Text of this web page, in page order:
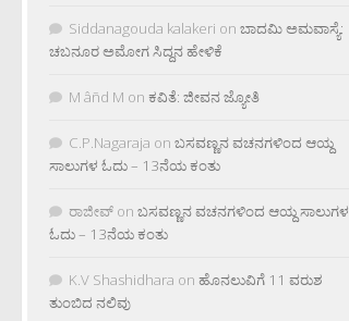
Siddanagouda kalakeri on ಬಾದಮಿ ಅಮವಾಸ್ಯೆ:
ಚಬನೂರ ಅಮೋಗ ಸಿದ್ದನ ಹೇಳಿಕೆ
M âñd M on ಕವಿತೆ: ಜೀವನ ಜ್ಯೋತಿ
C.P.Nagaraja on ಬಸವಣ್ಣನ ವಚನಗಳಿಂದ ಆಯ್ದ
ಸಾಲುಗಳ ಓದು – 13ನೆಯ ಕಂತು
ರಾಜೀವ್ on ಬಸವಣ್ಣನ ವಚನಗಳಿಂದ ಆಯ್ದ ಸಾಲುಗಳ
ಓದು – 13ನೆಯ ಕಂತು
K.V Shashidhara on ಹೊನಲುವಿಗೆ 11 ವರುಶ
ತುಂಬಿದ ನಲಿವು